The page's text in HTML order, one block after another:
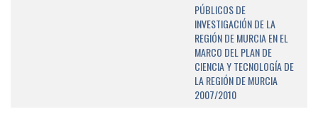
PÚBLICOS DE
INVESTIGACIÓN DE LA
REGIÓN DE MURCIA EN EL
MARCO DEL PLAN DE
CIENCIA Y TECNOLOGÍA DE
LA REGIÓN DE MURCIA
2007/2010